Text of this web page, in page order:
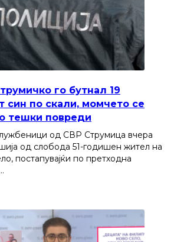
го бутнал 19
син по скали, момчето се
тешки повреди
од СВР Струмица вчера
од слобода 51-годишен жител на
постапувајќи по претходна